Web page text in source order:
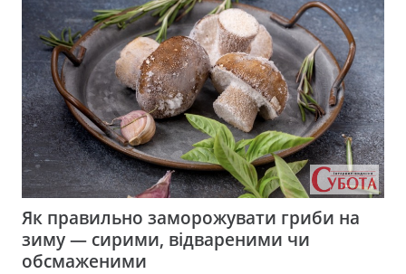
Як правильно заморожувати гриби на
зиму — сирими, відвареними чи
обсмаженими